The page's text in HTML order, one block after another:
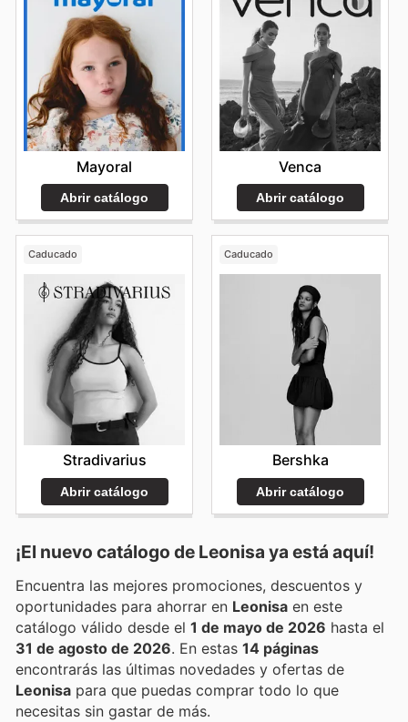
Mayoral
Abrir catálogo
Venca
Abrir catálogo
Caducado
Stradivarius
Abrir catálogo
Caducado
Bershka
Abrir catálogo
¡El nuevo catálogo de Leonisa ya está aquí!
Encuentra las mejores promociones, descuentos y
oportunidades para ahorrar en Leonisa en este
catálogo válido desde el 1 de mayo de 2026 hasta el
31 de agosto de 2026 . En estas 14 páginas
encontrarás las últimas novedades y ofertas de
Leonisa para que puedas comprar todo lo que
necesitas sin gastar de más.